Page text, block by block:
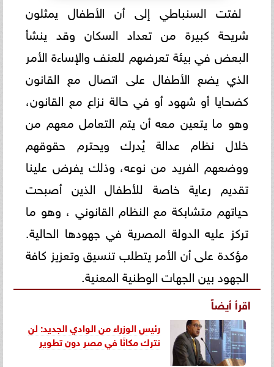
لفتت السنباطي إلى أن الأطفال يمثلون
شريحة كبيرة من تعداد السكان وقد ينشأ
البعض في بيئة تعرضهم للعنف والإساءة الأمر
الذي يضع الأطفال على اتصال مع القانون
كضحايا أو شهود أو في حالة نزاع مع القانون،
وهو ما يتعين معه أن يتم التعامل معهم من
خلال نظام عدالة يُدرك ويحترم حقوقهم
ووضعهم الفريد من نوعه، وذلك يفرض علينا
تقديم رعاية خاصة للأطفال الذين أصبحت
حياتهم متشابكة مع النظام القانوني ، وهو ما
تركز عليه الدولة المصرية في جهودها الحالية.
مؤكدة على أن الأمر يتطلب تنسيق وتعزيز كافة
الجهود بين الجهات الوطنية المعنية.
اقرأ أيضاً
رئيس الوزراء من الوادي الجديد: لن
نترك مكانًا في مصر دون تطوير